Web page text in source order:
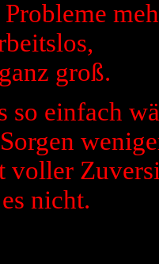
groß.
so einfach
voller
nicht.